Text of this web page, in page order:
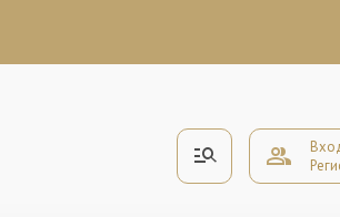
manage_search group